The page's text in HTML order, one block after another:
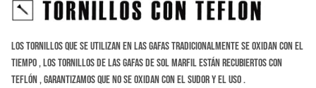
Los tornillos que se utilizan en las gafas tradicionalmente se oxidan con el
tiempo , los tornillos de las gafas de sol marfil están recubiertos con
teflón , Garantizamos que no se oxidan con el sudor y el uso .